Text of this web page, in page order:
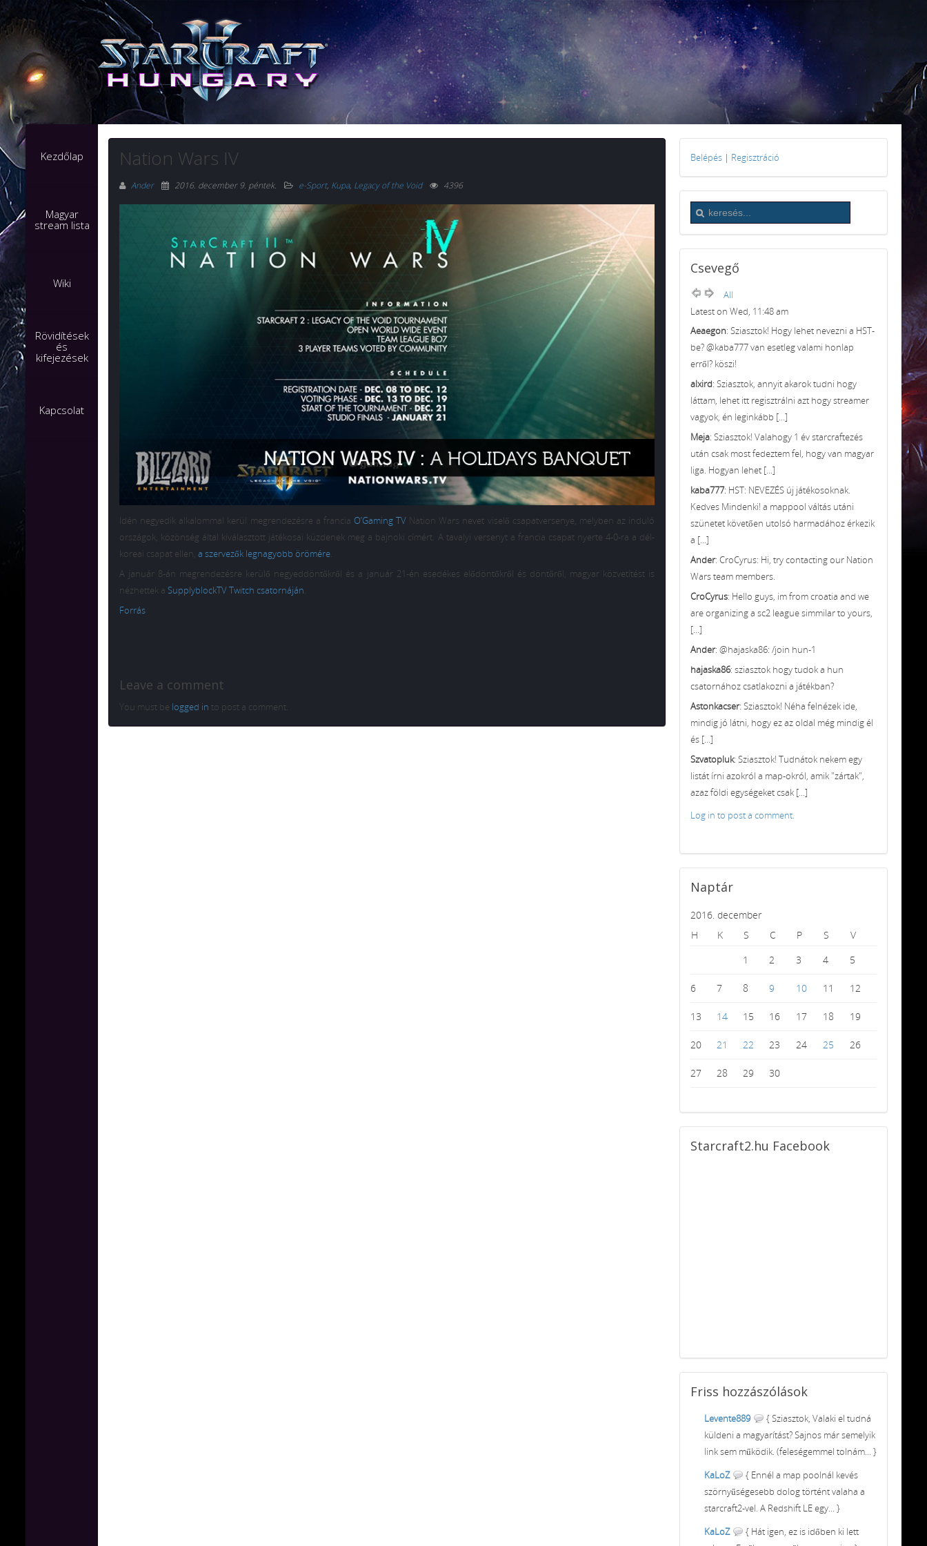
Kezdőlap
Magyar
stream lista
Wiki
Rövidítések
és
kifejezések
Kapcsolat
Nation Wars IV
Ander 2016. december 9. péntek. e-Sport, Kupa, Legacy of the Void 4396
Idén negyedik alkalommal kerül megrendezésre a francia O’Gaming TV Nation Wars nevet viselő csapatversenye, melyben az induló
országok, közönség által kiválasztott játékosai küzdenek meg a bajnoki címért. A tavalyi versenyt a francia csapat nyerte 4-0-ra a dél-
koreai csapat ellen, a szervezők legnagyobb örömére.
A január 8-án megrendezésre kerülő negyeddöntőkről és a január 21-én esedékes elődöntőkről és döntőről, magyar közvetítést is
nézhettek a SupplyblockTV Twitch csatornáján.
Forrás
Leave a comment
You must be logged in to post a comment.
Belépés | Regisztráció
Csevegő
All
Latest on Wed, 11:48 am
Aeaegon: Sziasztok! Hogy lehet nevezni a HST-
be? @kaba777 van esetleg valami honlap
erről? köszi!
alxird: Sziasztok, annyit akarok tudni hogy
láttam, lehet itt regisztrálni azt hogy streamer
vagyok, én leginkább [...]
Meja: Sziasztok! Valahogy 1 év starcraftezés
után csak most fedeztem fel, hogy van magyar
liga. Hogyan lehet [...]
kaba777: HST: NEVEZÉS új játékosoknak.
Kedves Mindenki! a mappool váltás utáni
szünetet követően utolsó harmadához érkezik
a [...]
Ander: CroCyrus: Hi, try contacting our Nation
Wars team members.
CroCyrus: Hello guys, im from croatia and we
are organizing a sc2 league simmilar to yours,
[...]
Ander: @hajaska86: /join hun-1
hajaska86: sziasztok hogy tudok a hun
csatornához csatlakozni a játékban?
Astonkacser: Sziasztok! Néha felnézek ide,
mindig jó látni, hogy ez az oldal még mindig él
és [...]
Szvatopluk: Sziasztok! Tudnátok nekem egy
listát írni azokról a map-okról, amik "zártak",
azaz földi egységeket csak [...]
Log in to post a comment.
Naptár
2016. december
H
K S C P S
V
1
2 3 4 5
6 7 8 9 10 11 12
13 14 15 16 17 18 19
20 21 22 23 24 25 26
27 28 29 30
Starcraft2.hu Facebook
Friss hozzászólások
Levente889
{ Sziasztok, Valaki el tudná
küldeni a magyarítást? Sajnos már semelyik
link sem működik. (feleségemmel tolnám... }
KaLoZ
{ Ennél a map poolnál kevés
szörnyűségesebb dolog történt valaha a
starcraft2-vel. A Redshift LE egy... }
KaLoZ
{ Hát igen, ez is időben ki lett